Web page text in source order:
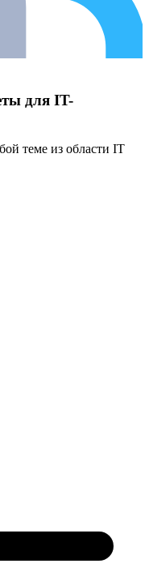
для IT-
теме из области IT